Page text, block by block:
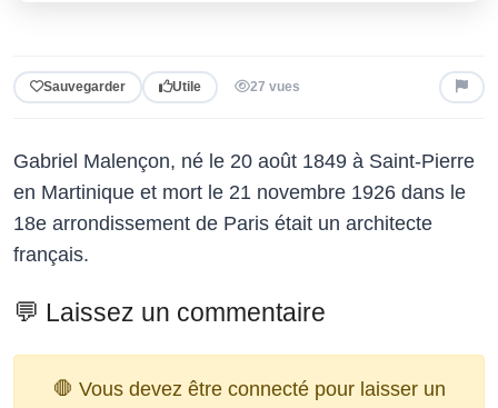
Sauvegarder Utile 27 vues
Gabriel Malençon, né le 20 août 1849 à Saint-Pierre
en Martinique et mort le 21 novembre 1926 dans le
18e arrondissement de Paris était un architecte
français.
💬 Laissez un commentaire
🛑 Vous devez être connecté pour laisser un